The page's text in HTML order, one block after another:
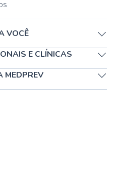
VOCÊ
E CLÍNICAS
MEDPREV